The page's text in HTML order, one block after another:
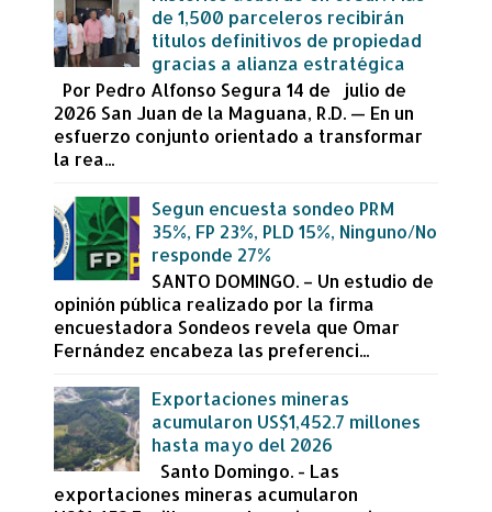
de 1,500 parceleros recibirán
títulos definitivos de propiedad
gracias a alianza estratégica
Por Pedro Alfonso Segura 14 de julio de
2026 San Juan de la Maguana, R.D. — En un
esfuerzo conjunto orientado a transformar
la rea...
Segun encuesta sondeo PRM
35%, FP 23%, PLD 15%, Ninguno/No
responde 27%
SANTO DOMINGO. – Un estudio de
opinión pública realizado por la firma
encuestadora Sondeos revela que Omar
Fernández encabeza las preferenci...
Exportaciones mineras
acumularon US$1,452.7 millones
hasta mayo del 2026
Santo Domingo. - Las
exportaciones mineras acumularon